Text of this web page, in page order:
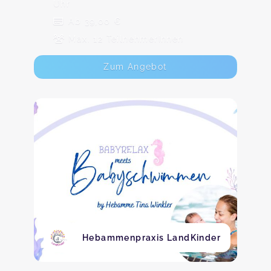
Ab 39,00 €
Max. 12 TeilnehmerInnen
Zum Angebot
Hebammenpraxis LandKinder